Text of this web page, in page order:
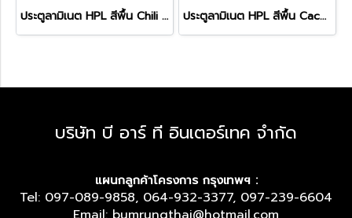
ประตูลามิเนต HPL สีพื้น Chili (HA-24) ประตูลามิเนต HPL สีพื้น Cacao (HA-11)
บริษัท บี อาร์ ที อินเตอร์เทค จำกัด
แผนกลูกค้าโครงการ กรุงเทพฯ :
Tel: 097-089-9858, 064-932-3377, 097-239-6604